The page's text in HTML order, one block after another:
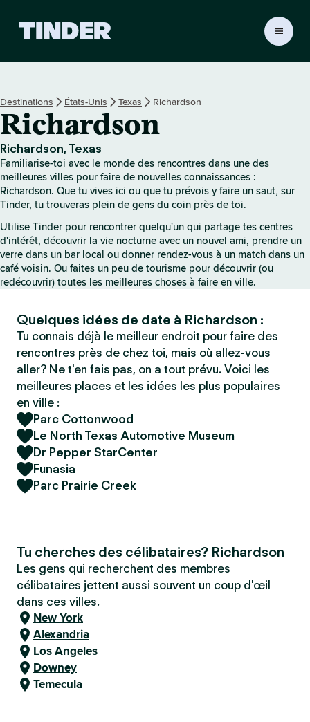
i
l
T
n
d
e
r
Destinations États-Unis Texas Richardson
Richardson
Richardson, Texas
Familiarise-toi avec le monde des rencontres dans une des
meilleures villes pour faire de nouvelles connaissances :
Richardson. Que tu vives ici ou que tu prévois y faire un saut, sur
Tinder, tu trouveras plein de gens du coin près de toi.
Utilise Tinder pour rencontrer quelqu'un qui partage tes centres
d'intérêt, découvrir la vie nocturne avec un nouvel ami, prendre un
verre dans un bar local ou donner rendez-vous à un match dans un
café voisin. Ou faites un peu de tourisme pour découvrir (ou
redécouvrir) toutes les meilleures choses à faire en ville.
Quelques idées de date à Richardson :
Tu connais déjà le meilleur endroit pour faire des
rencontres près de chez toi, mais où allez-vous
aller? Ne t'en fais pas, on a tout prévu. Voici les
meilleures places et les idées les plus populaires
en ville :
Parc Cottonwood
Le North Texas Automotive Museum
Dr Pepper StarCenter
Funasia
Parc Prairie Creek
Tu cherches des célibataires? Richardson
Les gens qui recherchent des membres
célibataires jettent aussi souvent un coup d'œil
dans ces villes.
New York
Alexandria
Los Angeles
Downey
Temecula